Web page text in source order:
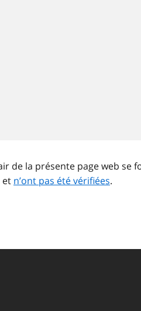
de la présente page web se
et n’ont pas été vérifiées.